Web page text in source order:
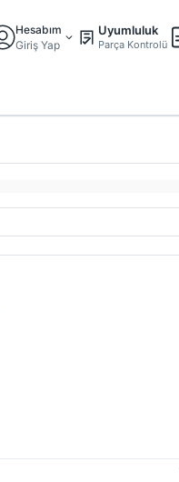
Hesabım
Giriş Yap
Uyumluluk
Parça Kontrolü